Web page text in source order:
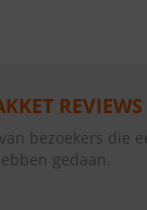
REVIEWS
bezoekers die
gedaan.